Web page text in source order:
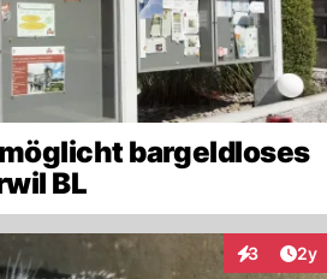
bargeldloses
BL
3 2y